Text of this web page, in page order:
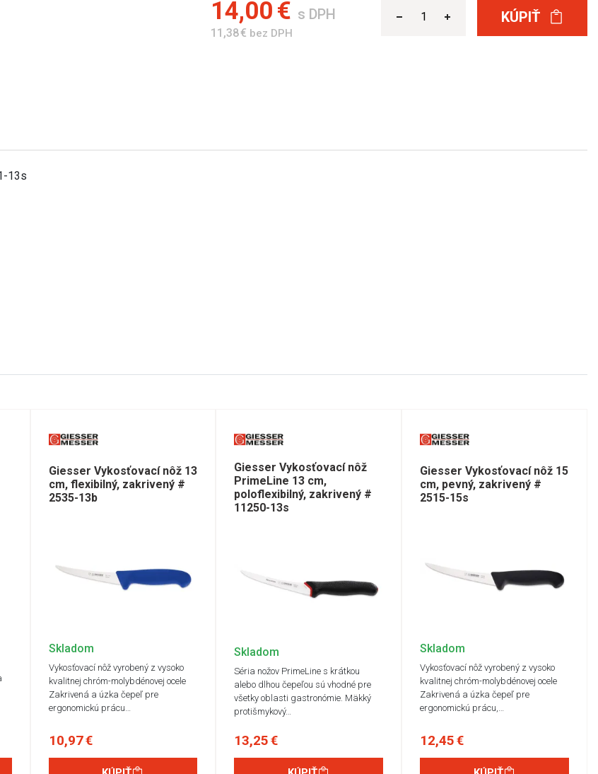
14,00 € s DPH
11,38 € bez DPH
KÚPIŤ
13s
Giesser Vykosťovací nôž 13
cm, flexibilný, zakrivený #
2535-13b
Skladom
Vykosťovací nôž vyrobený z vysoko
kvalitnej chróm-molybdénovej ocele
Zakrivená a úzka čepeľ pre
ergonomickú prácu…
10,97 €
Giesser Vykosťovací nôž
PrimeLine 13 cm,
poloflexibilný, zakrivený #
11250-13s
Skladom
Séria nožov PrimeLine s krátkou
alebo dlhou čepeľou sú vhodné pre
všetky oblasti gastronómie. Mäkký
protišmykový…
13,25 €
Giesser Vykosťovací nôž 15
cm, pevný, zakrivený #
2515-15s
Skladom
Vykosťovací nôž vyrobený z vysoko
kvalitnej chróm-molybdénovej ocele
Zakrivená a úzka čepeľ pre
ergonomickú prácu,…
12,45 €